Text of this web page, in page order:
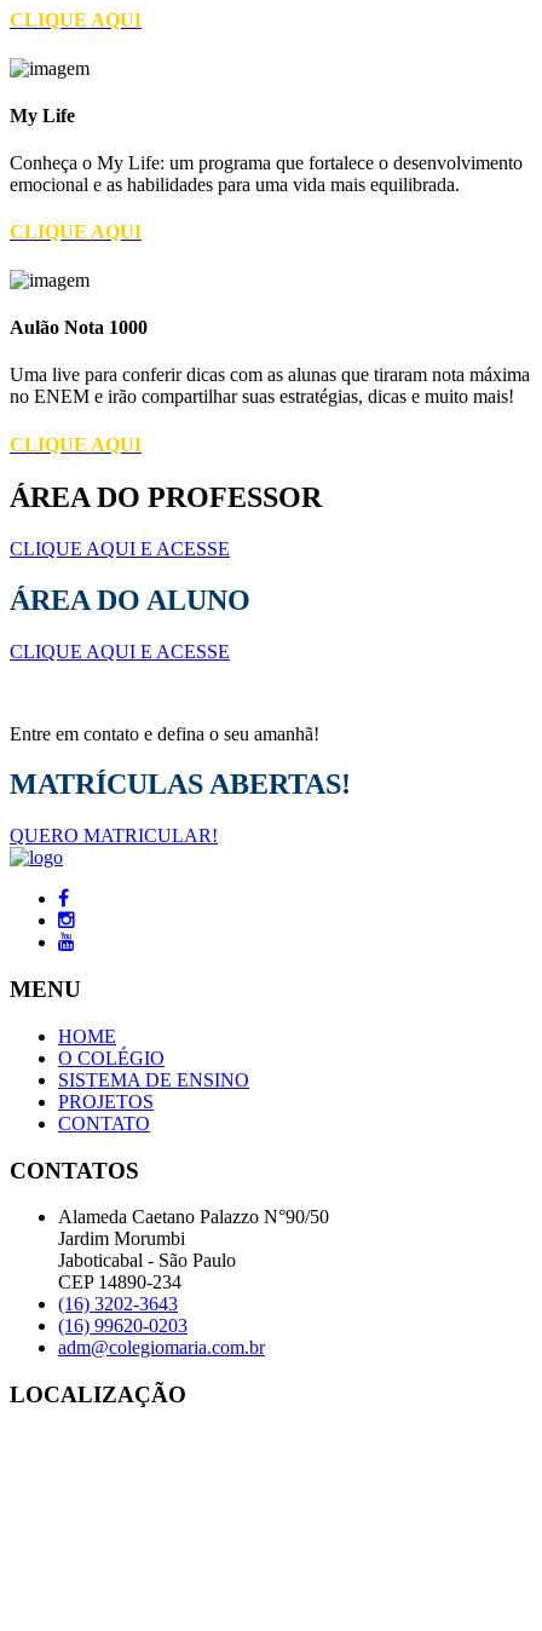
CLIQUE AQUI
My Life
Conheça o My Life: um programa que fortalece o desenvolvimento
emocional e as habilidades para uma vida mais equilibrada.
CLIQUE AQUI
Aulão Nota 1000
Uma live para conferir dicas com as alunas que tiraram nota máxima
no ENEM e irão compartilhar suas estratégias, dicas e muito mais!
CLIQUE AQUI
ÁREA DO PROFESSOR
CLIQUE AQUI E ACESSE
ÁREA DO ALUNO
CLIQUE AQUI E ACESSE
Entre em contato e defina o seu amanhã!
MATRÍCULAS ABERTAS!
QUERO MATRICULAR!
MENU
HOME
O COLÉGIO
SISTEMA DE ENSINO
PROJETOS
CONTATO
CONTATOS
Alameda Caetano Palazzo N°90/50
Jardim Morumbi
Jaboticabal - São Paulo
CEP 14890-234
(16) 3202-3643
(16) 99620-0203
adm@colegiomaria.com.br
LOCALIZAÇÃO